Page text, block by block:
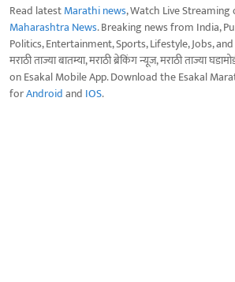
Read latestMarathi news, Watch Live Streaming
Maharashtra News. Breaking news from India,
Politics, Entertainment, Sports, Lifestyle, Jobs,
मराठी ताज्या बातम्या, मराठी ब्रेकिंग न्यूज, मराठी ताज्या
on Esakal Mobile App. Download the Esakal
forAndroidand IOS.